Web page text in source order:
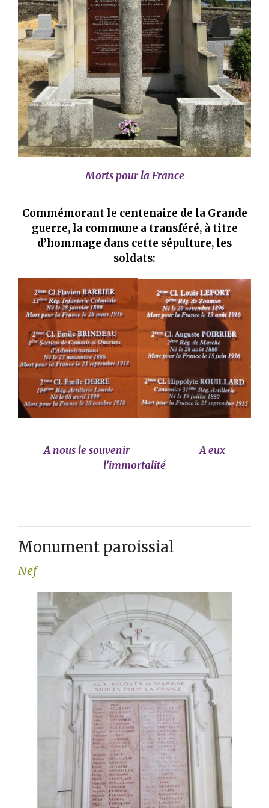
Morts pour la France
Commémorant le centenaire de la Grande
guerre, la commune a transféré, à titre
d’hommage dans cette sépulture, les
soldats:
A nous le souvenir A eux
l’immortalité
Monument paroissial
Nef